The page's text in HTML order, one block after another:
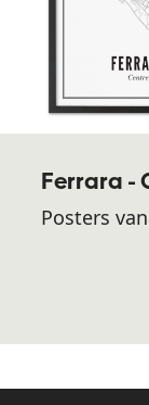
Ferrara -
Posters